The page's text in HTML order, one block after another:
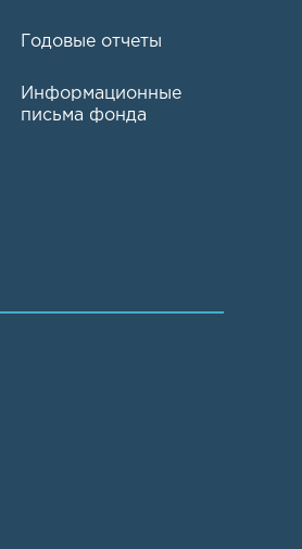
Годовые отчеты
Информационные
письма фонда